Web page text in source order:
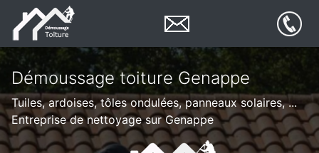
Démoussage toiture Genappe
Tuiles, ardoises, tôles ondulées, panneaux solaires, ...
Entreprise de nettoyage sur Genappe